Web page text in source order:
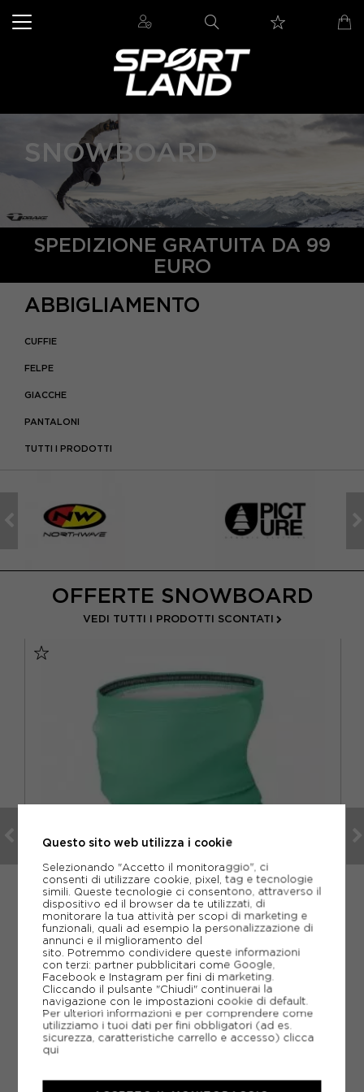
SNOWBOARD
SPEDIZIONE GRATUITA DA 99
EURO
ABBIGLIAMENTO
CUFFIE
FELPE
GIACCHE
PANTALONI
TUTTI I PRODOTTI
OFFERTE SNOWBOARD
VEDI TUTTI I PRODOTTI SCONTATI
PICTURE
PICTURE SCALDACOLLO SNOWBOARD LOGO VERDE
ACQUISTA
-30% 20,30€
29,00€
Questo sito web utilizza i cookie
Selezionando "Accetto il monitoraggio", ci
consenti di utilizzare cookie, pixel, tag e tecnologie
simili. Queste tecnologie ci consentono, attraverso il
dispositivo ed il browser da te utilizzati, di
monitorare la tua attività per scopi di marketing e
funzionali, quali ad esempio la personalizzazione di
annunci e il miglioramento del
sito. Potremmo condividere queste informazioni
con terzi: partner pubblicitari come Google,
Facebook e Instagram per fini di marketing.
Cliccando il pulsante "Chiudi" continuerai la
navigazione con le impostazioni cookie di default.
Per ulteriori informazioni e per comprendere come
utilizziamo i tuoi dati per fini obbligatori (ad es.
sicurezza, caratteristiche carrello e accesso) clicca
qui